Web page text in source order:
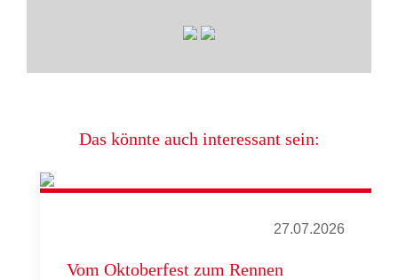
Das könnte auch interessant sein:
27.07.2026
Vom Oktoberfest zum Rennen